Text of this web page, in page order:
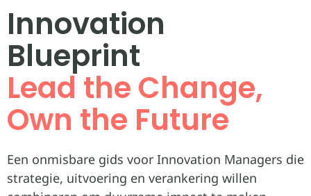
Innovation
Blueprint
Lead the Change,
Own the Future
Een onmisbare gids voor Innovation Managers die
strategie, uitvoering en verankering willen